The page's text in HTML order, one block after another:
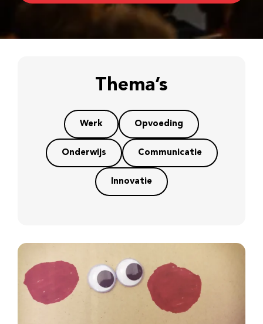
Thema’s
Werk Opvoeding
Onderwijs Communicatie
Innovatie